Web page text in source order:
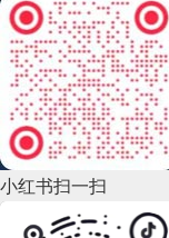
2022年12月(45)
2022年11月(69)
2022年10月(51)
2022年9月(135)
2022年8月(60)
小红书扫一扫